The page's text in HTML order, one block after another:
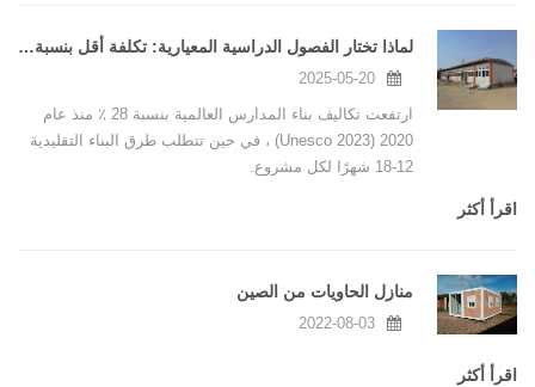
لماذا تختار الفصول الدراسية المعيارية: تكلفة أقل بنسبة 40 ٪ ، 3x أسرع بناء
2025-05-20
ارتفعت تكاليف بناء المدارس العالمية بنسبة 28 ٪ منذ عام
2020 (Unesco 2023) ، في حين تتطلب طرق البناء التقليدية
12-18 شهرًا لكل مشروع.
اقرأ أكثر
منازل الحاويات من الصين
2022-08-03
اقرأ أكثر